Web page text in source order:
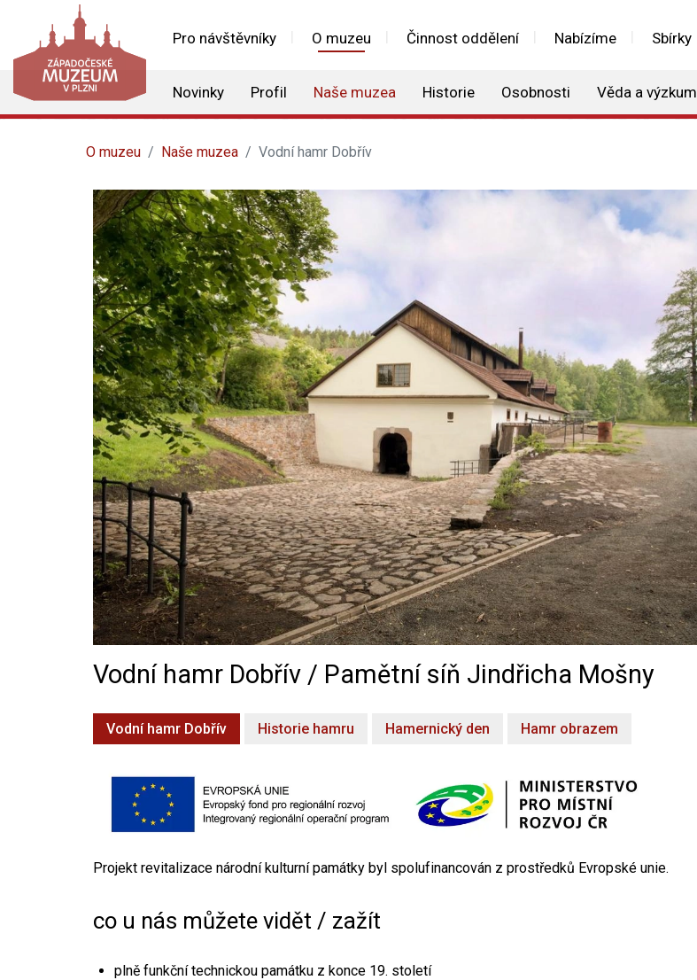
Pro návštěvníky O muzeu Činnost oddělení Nabízíme Sbírky
Novinky Profil Naše muzea Historie Osobnosti Věda a výzkum
O muzeu Naše muzea Vodní hamr Dobřív
Vodní hamr Dobřív / Pamětní síň Jindřicha Mošny
Vodní hamr Dobřív Historie hamru Hamernický den Hamr obrazem
Projekt revitalizace národní kulturní památky byl spolufinancován z prostředků Evropské unie.
co u nás můžete vidět / zažít
plně funkční technickou památku z konce 19. století